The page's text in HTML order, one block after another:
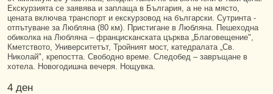
Екскурзията се заявява и заплаща в България, а не на място,
цената включва транспорт и екскурзовод на български. Сутринта -
отпътуване за Любляна (80 км). Пристигане в Любляна. Пешеходна
обиколка на Любляна – францисканската църква „Благовещение",
Кметството, Университетът, Тройният мост, катедралата „Св.
Николай", крепостта. Свободно време. Следобед – завръщане в
хотела. Новогодишна вечеря. Нощувка.
4 ден